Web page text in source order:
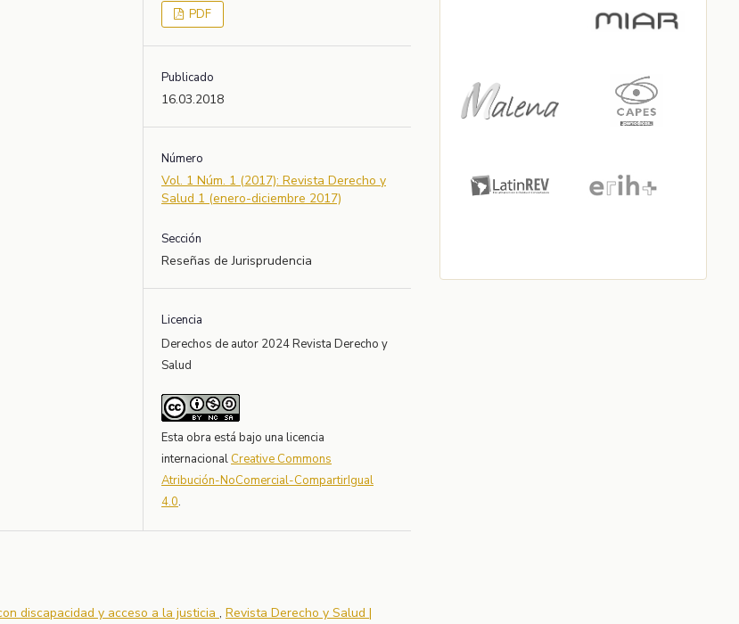
PDF
Publicado
16.03.2018
Número
Vol. 1 Núm. 1 (2017): Revista Derecho y
Salud 1 (enero-diciembre 2017)
Sección
Reseñas de Jurisprudencia
Licencia
Derechos de autor 2024 Revista Derecho y
Salud
Esta obra está bajo una licencia
internacional Creative Commons
Atribución-NoComercial-CompartirIgual
4.0.
discapacidad y acceso a la justicia , Revista Derecho y Salud |